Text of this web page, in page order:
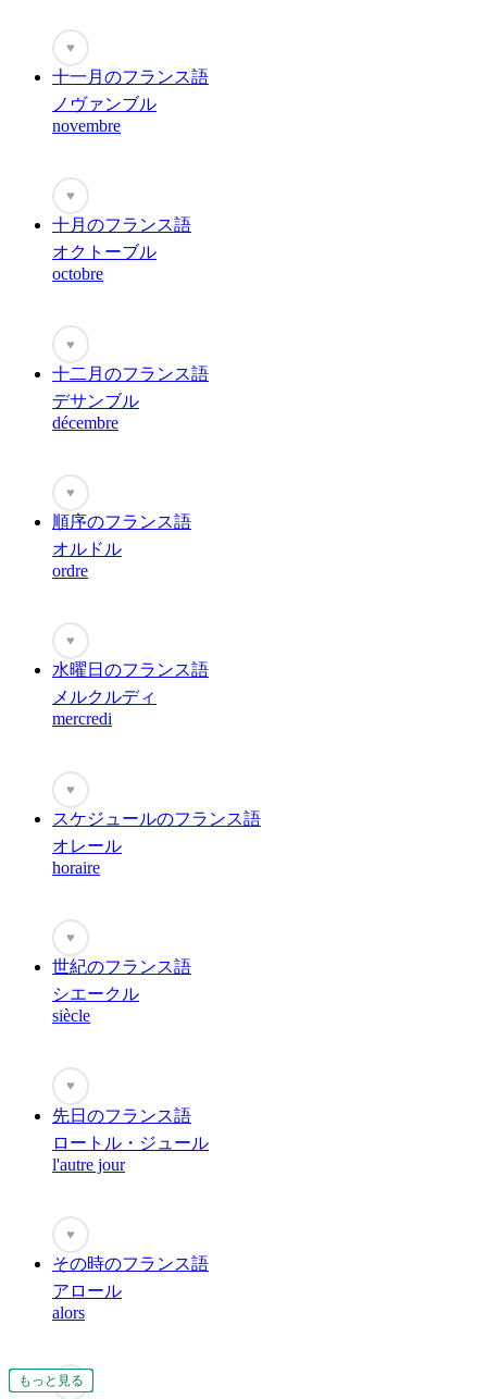
もっと見る
もっと見る
もっと見る
もっと見る
もっと見る
もっと見る
もっと見る
もっと見る
もっと見る
もっと見る
もっと見る
もっと見る
♥
十一月のフランス語
ノヴァンブル
novembre
♥
十月のフランス語
オクトーブル
octobre
♥
十二月のフランス語
デサンブル
décembre
♥
順序のフランス語
オルドル
ordre
もっと見る
♥
水曜日のフランス語
メルクルディ
mercredi
♥
スケジュールのフランス語
オレール
horaire
♥
世紀のフランス語
シエークル
siècle
♥
先日のフランス語
ロートル・ジュール
l'autre jour
♥
その時のフランス語
アロール
alors
♥
もっと見る
もっと見る
もっと見る
もっと見る
もっと見る
もっと見る
もっと見る
もっと見る